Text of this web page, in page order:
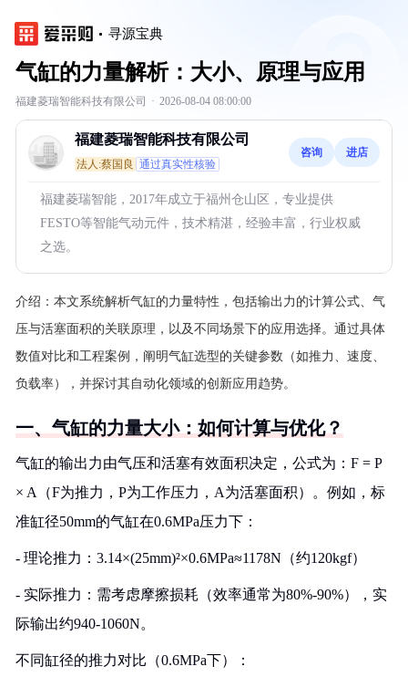
寻源宝典
气缸的力量解析：大小、原理与应用
福建菱瑞智能科技有限公司 · 2026-08-04 08:00:00
福建菱瑞智能科技有限公司
法人:蔡国良 通过真实性核验
咨询 进店
福建菱瑞智能，2017年成立于福州仓山区，专业提供
FESTO等智能气动元件，技术精湛，经验丰富，行业权威
之选。
介绍： 本文系统解析气缸的力量特性，包括输出力的计算公式、气
压与活塞面积的关联原理，以及不同场景下的应用选择。通过具体
数值对比和工程案例，阐明气缸选型的关键参数（如推力、速度、
负载率），并探讨其自动化领域的创新应用趋势。
一、气缸的力量大小：如何计算与优化？
气缸的输出力由气压和活塞有效面积决定，公式为：F = P
× A（F为推力，P为工作压力，A为活塞面积）。例如，标
准缸径50mm的气缸在0.6MPa压力下：
- 理论推力：3.14×(25mm)²×0.6MPa≈1178N（约120kgf）
- 实际推力：需考虑摩擦损耗（效率通常为80%-90%），实
际输出约940-1060N。
不同缸径的推力对比（0.6MPa下）：